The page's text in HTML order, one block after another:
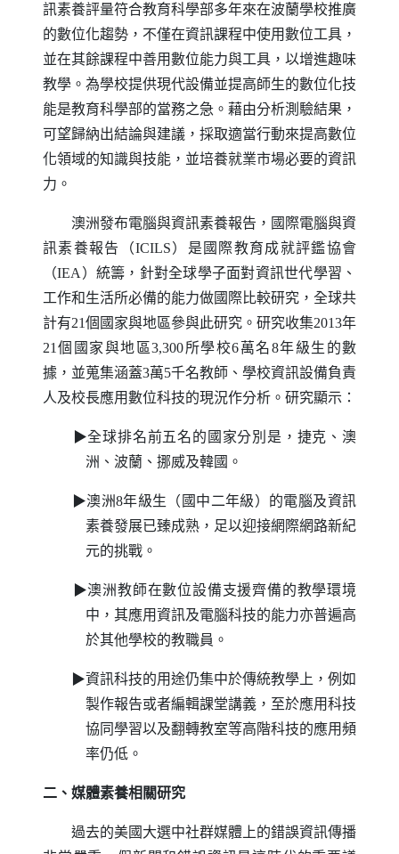
訊素養評量符合教育科學部多年來在波蘭學校推廣
的數位化趨勢，不僅在資訊課程中使用數位工具，
並在其餘課程中善用數位能力與工具，以增進趣味
教學。為學校提供現代設備並提高師生的數位化技
能是教育科學部的當務之急。藉由分析測驗結果，
可望歸納出結論與建議，採取適當行動來提高數位
化領域的知識與技能，並培養就業市場必要的資訊
力。
澳洲發布電腦與資訊素養報告，國際電腦與資
訊素養報告（ICILS）是國際教育成就評鑑協會
（IEA ）統籌，針對全球學子面對資訊世代學習、
工作和生活所必備的能力做國際比較研究，全球共
計有21個國家與地區參與此研究。研究收集2013年
21個國家與地區3,300所學校6萬名8年級生的數
據，並蒐集涵蓋3萬5千名教師、學校資訊設備負責
人及校長應用數位科技的現況作分析。研究顯示：
▶全球排名前五名的國家分別是，捷克、澳
洲、波蘭、挪威及韓國。
▶澳洲8年級生（國中二年級）的電腦及資訊
素養發展已臻成熟，足以迎接網際網路新紀
元的挑戰。
▶澳洲教師在數位設備支援齊備的教學環境
中，其應用資訊及電腦科技的能力亦普遍高
於其他學校的教職員。
▶資訊科技的用途仍集中於傳統教學上，例如
製作報告或者編輯課堂講義，至於應用科技
協同學習以及翻轉教室等高階科技的應用頻
率仍低。
二、媒體素養相關研究
過去的美國大選中社群媒體上的錯誤資訊傳播